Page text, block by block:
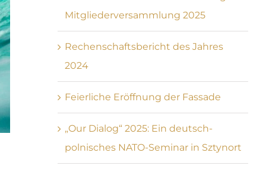
Mitgliederversammlung 2025
Rechenschaftsbericht des Jahres
2024
Feierliche Eröffnung der Fassade
„Our Dialog“ 2025: Ein deutsch-
polnisches NATO-Seminar in Sztynort